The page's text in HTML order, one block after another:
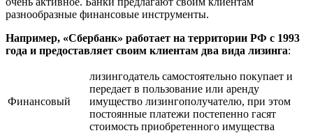
разнообразные финансовые инструменты.
Например, «Сбербанк» работает на территории РФ с 1993
года и предоставляет своим клиентам два вида лизинга:
Финансовый
лизингодатель самостоятельно покупает и
передает в пользование или аренду
имущество лизингополучателю, при этом
постоянные платежи постепенно гасят
стоимость приобретенного имущества